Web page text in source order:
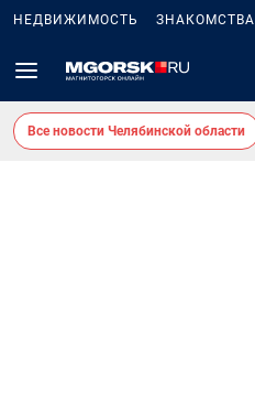
НЕДВИЖИМОСТЬ ЗНАКОМСТВА
Все новости Челябинской области